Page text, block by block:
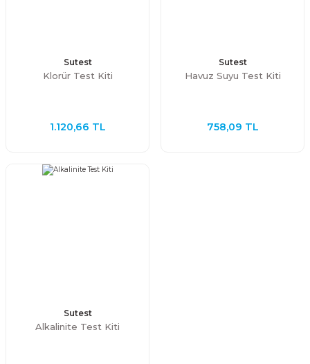
Sutest
Klorür Test Kiti
1.120,66 TL
Sutest
Havuz Suyu Test Kiti
758,09 TL
Sutest
Alkalinite Test Kiti